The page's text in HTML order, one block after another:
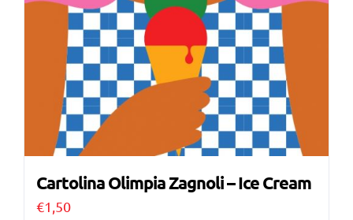
Cartolina Olimpia Zagnoli – Ice Cream
€1,50